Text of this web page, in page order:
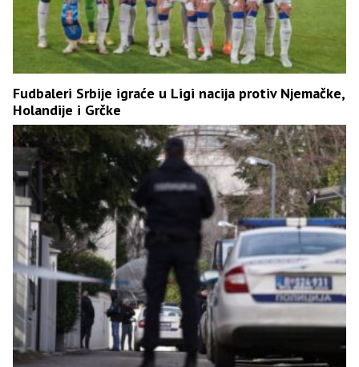
Fudbaleri Srbije igraće u Ligi nacija protiv Njemačke,
Holandije i Grčke